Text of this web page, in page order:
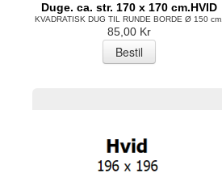
Duge. ca. str. 170 x 170 cm.HVID
KVADRATISK DUG TIL RUNDE BORDE Ø 150 cm.
85,00 Kr